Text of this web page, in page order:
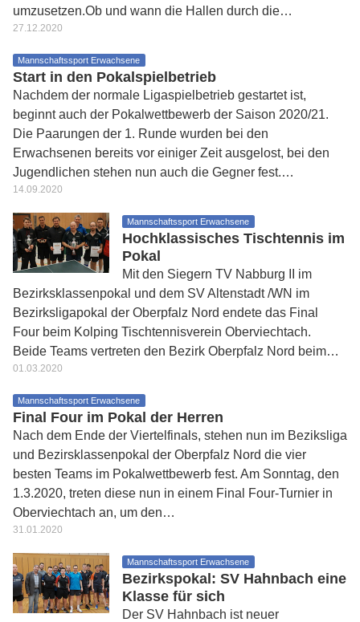
umzusetzen.Ob und wann die Hallen durch die…
27.12.2020
Mannschaftssport Erwachsene
Start in den Pokalspielbetrieb
Nachdem der normale Ligaspielbetrieb gestartet ist,
beginnt auch der Pokalwettbewerb der Saison 2020/21.
Die Paarungen der 1. Runde wurden bei den
Erwachsenen bereits vor einiger Zeit ausgelost, bei den
Jugendlichen stehen nun auch die Gegner fest.…
14.09.2020
Mannschaftssport Erwachsene
Hochklassisches Tischtennis im
Pokal
Mit den Siegern TV Nabburg II im
Bezirksklassenpokal und dem SV Altenstadt /WN im
Bezirksligapokal der Oberpfalz Nord endete das Final
Four beim Kolping Tischtennisverein Oberviechtach.
Beide Teams vertreten den Bezirk Oberpfalz Nord beim…
01.03.2020
Mannschaftssport Erwachsene
Final Four im Pokal der Herren
Nach dem Ende der Viertelfinals, stehen nun im Beziksliga
und Bezirsklassenpokal der Oberpfalz Nord die vier
besten Teams im Pokalwettbewerb fest. Am Sonntag, den
1.3.2020, treten diese nun in einem Final Four-Turnier in
Oberviechtach an, um den…
31.01.2020
Mannschaftssport Erwachsene
Bezirkspokal: SV Hahnbach eine
Klasse für sich
Der SV Hahnbach ist neuer